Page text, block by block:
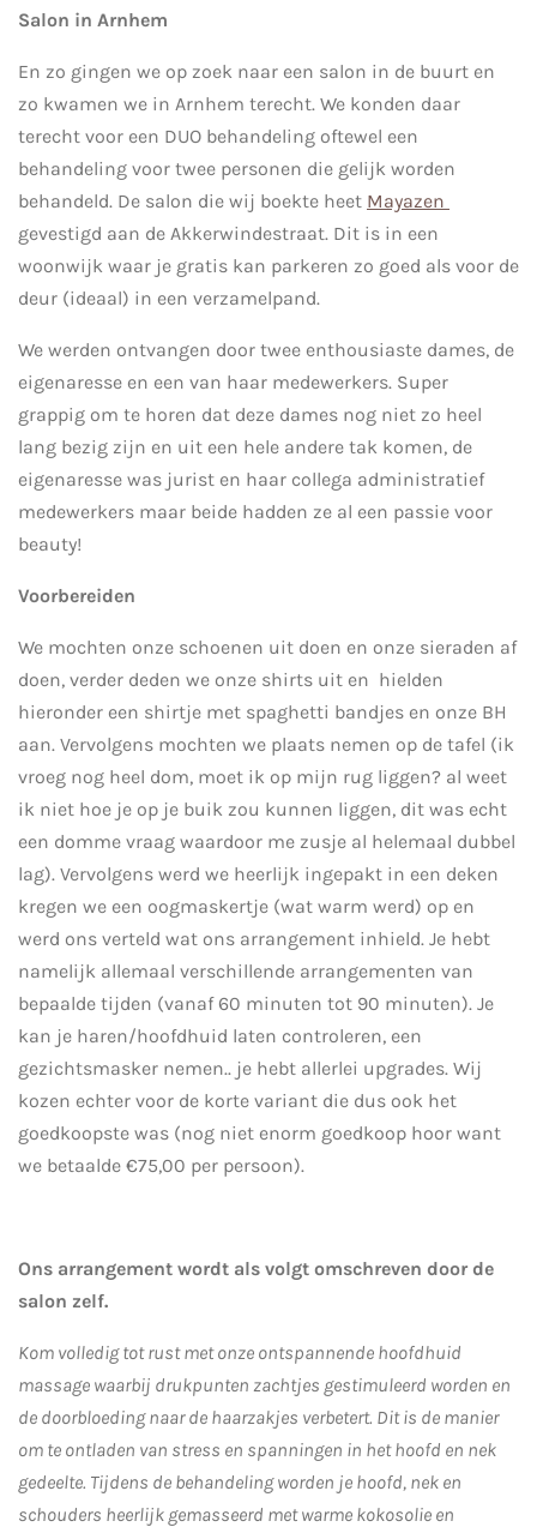
Salon in Arnhem
En zo gingen we op zoek naar een salon in de buurt en
zo kwamen we in Arnhem terecht. We konden daar
terecht voor een DUO behandeling oftewel een
behandeling voor twee personen die gelijk worden
behandeld. De salon die wij boekte heet Mayazen
gevestigd aan de Akkerwindestraat. Dit is in een
woonwijk waar je gratis kan parkeren zo goed als voor de
deur (ideaal) in een verzamelpand.
We werden ontvangen door twee enthousiaste dames, de
eigenaresse en een van haar medewerkers. Super
grappig om te horen dat deze dames nog niet zo heel
lang bezig zijn en uit een hele andere tak komen, de
eigenaresse was jurist en haar collega administratief
medewerkers maar beide hadden ze al een passie voor
beauty!
Voorbereiden
We mochten onze schoenen uit doen en onze sieraden af
doen, verder deden we onze shirts uit en hielden
hieronder een shirtje met spaghetti bandjes en onze BH
aan. Vervolgens mochten we plaats nemen op de tafel (ik
vroeg nog heel dom, moet ik op mijn rug liggen? al weet
ik niet hoe je op je buik zou kunnen liggen, dit was echt
een domme vraag waardoor me zusje al helemaal dubbel
lag). Vervolgens werd we heerlijk ingepakt in een deken
kregen we een oogmaskertje (wat warm werd) op en
werd ons verteld wat ons arrangement inhield. Je hebt
namelijk allemaal verschillende arrangementen van
bepaalde tijden (vanaf 60 minuten tot 90 minuten). Je
kan je haren/hoofdhuid laten controleren, een
gezichtsmasker nemen.. je hebt allerlei upgrades. Wij
kozen echter voor de korte variant die dus ook het
goedkoopste was (nog niet enorm goedkoop hoor want
we betaalde €75,00 per persoon).
Ons arrangement wordt als volgt omschreven door de
salon zelf.
Kom volledig tot rust met onze ontspannende hoofdhuid
massage waarbij drukpunten zachtjes gestimuleerd worden en
de doorbloeding naar de haarzakjes verbetert. Dit is de manier
om te ontladen van stress en spanningen in het hoofd en nek
gedeelte. Tijdens de behandeling worden je hoofd, nek en
schouders heerlijk gemasseerd met warme kokosolie en